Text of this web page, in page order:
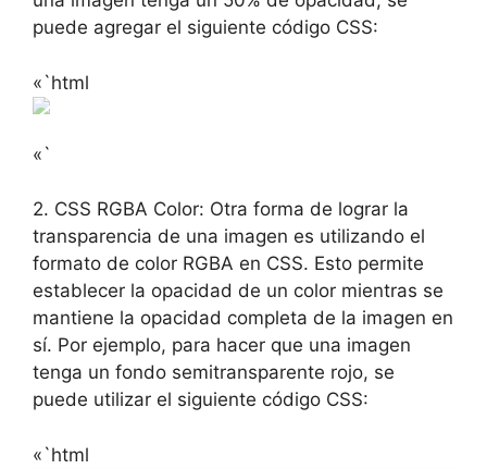
puede agregar el siguiente código CSS:
«`html
«`
2. CSS RGBA Color: Otra forma de lograr la
transparencia de una imagen es utilizando el
formato de color RGBA en CSS. Esto permite
establecer la opacidad de un color mientras se
mantiene la opacidad completa de la imagen en
sí. Por ejemplo, para hacer que una imagen
tenga un fondo semitransparente rojo, se
puede utilizar el siguiente código CSS:
«`html